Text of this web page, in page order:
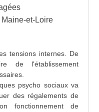
Maine-et-Loire
tensions internes. De
de l'établissement
psycho sociauxva
des régalements de
fonctionnement de